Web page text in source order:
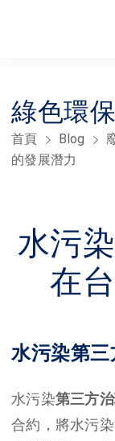
綠色環
首頁 Blog
的發展潛力
水污
在
水污染第
水污染第三方
合約，將水污